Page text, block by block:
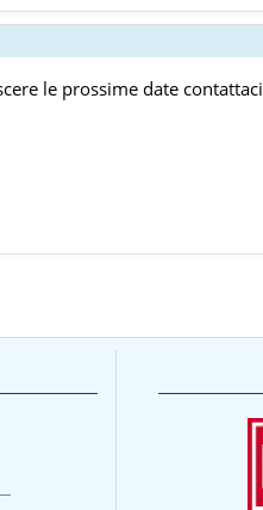
le prossime date contattaci